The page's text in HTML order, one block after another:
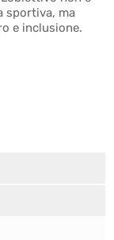
sportiva, ma
e inclusione.